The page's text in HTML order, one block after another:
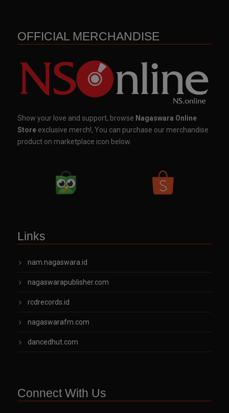
OFFICIAL MERCHANDISE
Show your love and support, browse Nagaswara Online
Store exclusive merch!, You can purchase our merchandise
product on marketplace icon below.
Links
nam.nagaswara.id
nagaswarapublisher.com
rcdrecords.id
nagaswarafm.com
dancedhut.com
Connect With Us